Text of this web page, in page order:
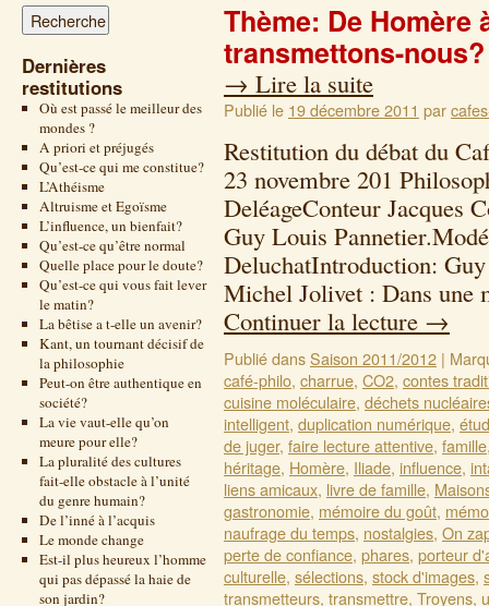
Dernières
restitutions
Où est passé le meilleur des
mondes ?
A priori et préjugés
Qu’est-ce qui me constitue?
L’Athéisme
Altruisme et Egoïsme
L’influence, un bienfait?
Qu’est-ce qu’être normal
Quelle place pour le doute?
Qu’est-ce qui vous fait lever
le matin?
La bêtise a t-elle un avenir?
Kant, un tournant décisif de
la philosophie
Peut-on être authentique en
société?
La vie vaut-elle qu’on
meure pour elle?
La pluralité des cultures
fait-elle obstacle à l’unité
du genre humain?
De l’inné à l’acquis
Le monde change
Est-il plus heureux l’homme
qui pas dépassé la haie de
son jardin?
Thème: De Homère
transmettons-nous?
→ Lire la suite
Publié le 19 décembre 2011 par
Restitution du débat du
23 novembre 201
DeléageConteur Jacques
Guy Louis
DeluchatIntroduction:
Michel Jolivet : Dans une
Continuer la lecture →
Publié dansSaison 2011/2012 |
café-philo, charrue, CO2, contes
cuisine moléculaire, déchets
intelligent, duplication numérique,
de juger, faire lecture attentive, famille
héritage, Homère, Iliade, influence,
liens amicaux, livre de famille,
gastronomie, mémoire du goût,
naufrage du temps, nostalgies, On
perte de confiance, phares, porteur
culturelle, sélections, stock d'images,
transmetteurs, transmettre, Troyens,